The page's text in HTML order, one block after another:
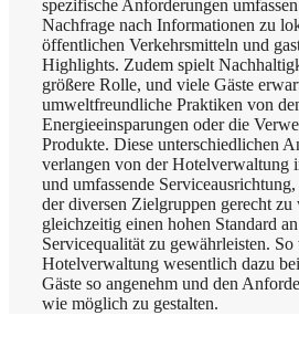
spezifische Anforderungen
Nachfrage nach Informationen zu
öffentlichen Verkehrsmitteln und
Highlights. Zudem spielt
größere Rolle, und viele Gäste
umweltfreundliche Praktiken von
Energieeinsparungen oder die
Produkte. Diese unterschiedlichen
verlangen von der Hotelverwaltung
und umfassende
der diversen Zielgruppen gerecht zu
gleichzeitig einen hohen Standard
Servicequalität zu gewährleisten. So
Hotelverwaltung wesentlich dazu
Gäste so angenehm und den
wie möglich zu gestalten.